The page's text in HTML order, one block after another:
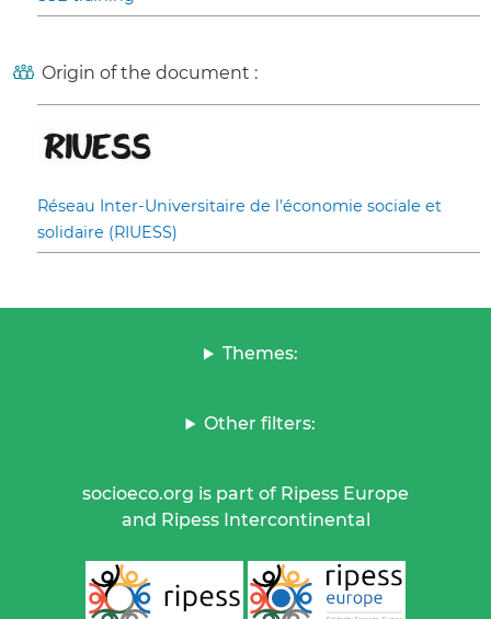
Origin of the document :
Réseau Inter-Universitaire de l’économie sociale et
solidaire (RIUESS)
Themes:
Other filters:
socioeco.org is part of Ripess Europe
and Ripess Intercontinental